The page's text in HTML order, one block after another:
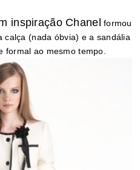
inspiração Chanel formou
calça (nada óbvia) e a sandália
formal ao mesmo tempo.